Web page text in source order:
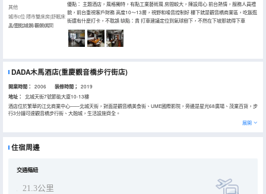
其他
城市c位·隱市雙床房|舒眠床
品·霓虹城景·觀景休閑
入住於2026年05月
優點： 主題酒店，風格獨特，有點工業藝術風 房間較大，陳設用心 前台熱情，服務人員禮
貌，前台重視客戶財務 高度10～13層，視野和噪音控制好 樓下就是觀音橋商業區，吃飯逛
街還有什麼打卡，不耽誤 缺點：貴 打車建議定位到氣球樹下，不然在下坡那就得下車
DADA木馬酒店(重慶觀音橋步行街店)
開業時間： 2006 装修時間； 2019
地址：
北城天街7號節能大廈10-13樓
酒店位於繁華的江北商業中心——北城天街，對面是觀音橋美食街、UME國際影院，旁邊是星光68廣場、茂業百貨，步
行3分鐘可達觀音橋步行街、大融城，生活設施齊全。
酒店隸屬於重慶木馬酒店管理有限公司，擁有各式舒適客房，可俯看都市繁華，景色迷人。此外酒店還設有收費停車
展開
住宿周邊
交通樞紐
21.3公里